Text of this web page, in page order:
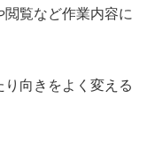
覧など作業内容に
り向きをよく変える